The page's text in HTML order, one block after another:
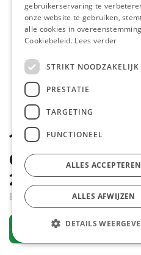
1015511 Kipfilet
Geroosterd
2 x 2,5 kg
Bestelartikel
Vraag een account
gebruikerservaring te
onze website te gebruiken,
alle cookies in
Cookiebeleid. Lees verder
STRIKT NOODZAKELIJK
PRESTATIE
TARGETING
FUNCTIONEEL
ALLES ACCEPTEREN
ALLES AFWIJZEN
DETAILS